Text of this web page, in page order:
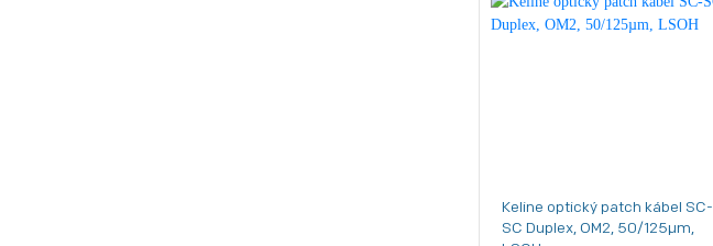
Keline optický patch kábel SC-
SC Duplex, OM2, 50/125µm,